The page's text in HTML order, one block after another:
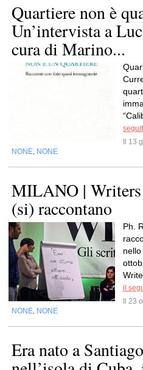
Quartiere non è
Un’intervista a
cura di Marino...
Il 13
NONE NONE
MILANO |
(si) raccontano
Ph.
il
Il 23
NONE NONE
Era nato a